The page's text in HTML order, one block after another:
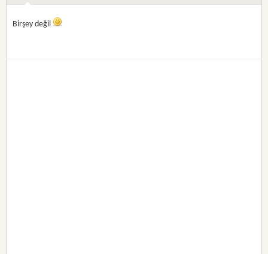
Birşey değil